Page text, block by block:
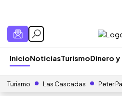
InicioNoticiasTurismoDinero
Turismo Las Cascadas Peter